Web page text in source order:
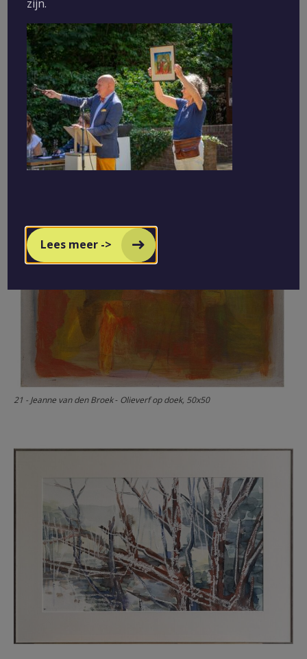
20- Pieter Wiegersma - Boerderij in Liessel 1979, Aquarel, 58x47 cm
21 - Jeanne van den Broek- Olieverf op doek, 50x50
zijn.
Lees meer ->